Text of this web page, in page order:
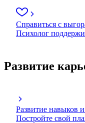
Справиться с
Психолог
Развитие
Развитие навыков
Постройте свой